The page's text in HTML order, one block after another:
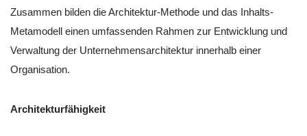
Zusammen bilden die Architektur-Methode und das Inhalts-
Metamodell einen umfassenden Rahmen zur Entwicklung und
Verwaltung der Unternehmensarchitektur innerhalb einer
Organisation.
Architekturfähigkeit